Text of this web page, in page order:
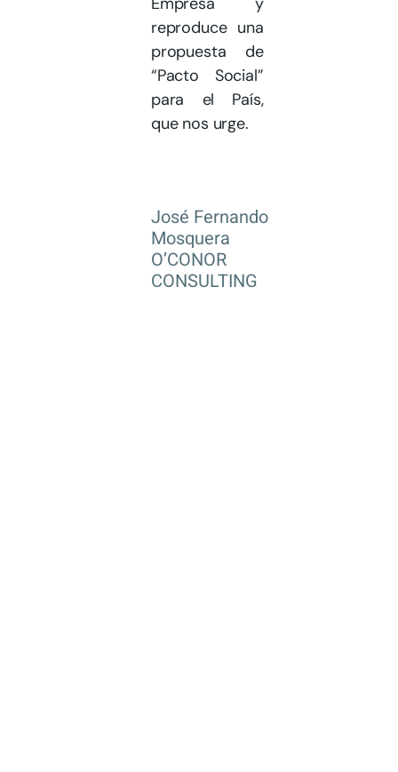
reproduce una
propuesta de
“Pacto Social”
para el País,
que nos urge.
José Fernando
Mosquera
O’CONOR
CONSULTING